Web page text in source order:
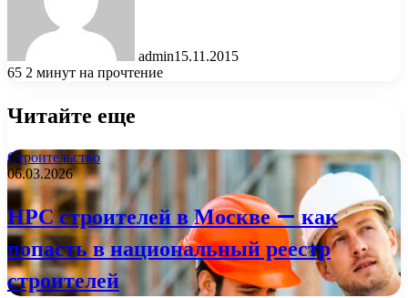
admin15.11.2015
65 2 минут на прочтение
Читайте еще
Строительство
06.03.2026
НРС строителей в Москве — как
попасть в национальный реестр
строителей